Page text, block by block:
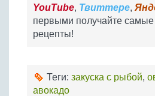
YouTube, Твиттере,
первыми получайте
рецепты!
Теги: закуска с рыбой,
авокадо